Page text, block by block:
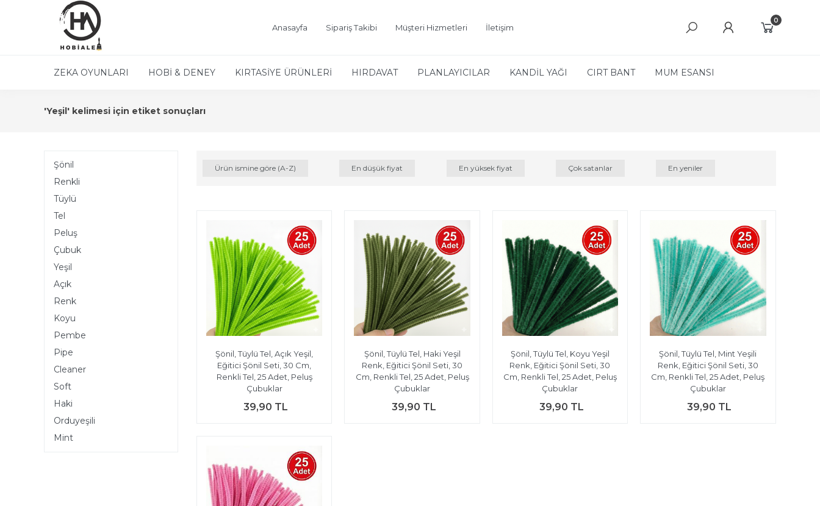
Anasayfa Sipariş Takibi Müşteri Hizmetleri İletişim
0
ZEKA OYUNLARI HOBİ & DENEY KIRTASİYE ÜRÜNLERİ HIRDAVAT PLANLAYICILAR KANDİL YAĞI CIRT BANT MUM ESANSI
'Yeşil' kelimesi için etiket sonuçları
Şönil
Renkli
Tüylü
Tel
Peluş
Çubuk
Yeşil
Açık
Renk
Koyu
Pembe
Pipe
Cleaner
Soft
Haki
Orduyeşili
Mint
Ürün ismine göre (A-Z) En düşük fiyat En yüksek fiyat Çok satanlar En yeniler
Şönil, Tüylü Tel, Açık Yeşil,
Eğitici Şönil Seti, 30 Cm,
Renkli Tel, 25 Adet, Peluş
Çubuklar
39,90 TL
Şönil, Tüylü Tel, Haki Yeşil
Renk, Eğitici Şönil Seti, 30
Cm, Renkli Tel, 25 Adet, Peluş
Çubuklar
39,90 TL
Şönil, Tüylü Tel, Koyu Yeşil
Renk, Eğitici Şönil Seti, 30
Cm, Renkli Tel, 25 Adet, Peluş
Çubuklar
39,90 TL
Şönil, Tüylü Tel, Mint Yeşili
Renk, Eğitici Şönil Seti, 30
Cm, Renkli Tel, 25 Adet, Peluş
Çubuklar
39,90 TL